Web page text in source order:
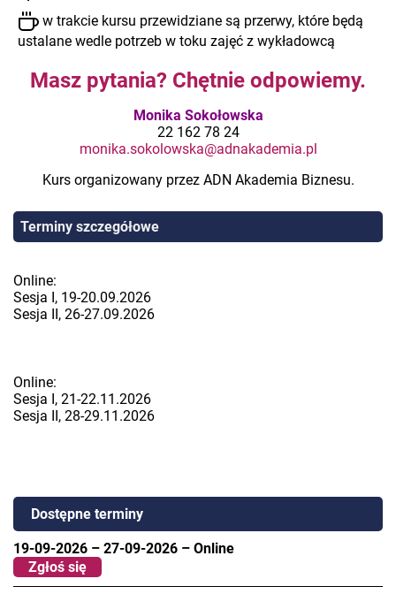
w trakcie kursu przewidziane są przerwy, które będą
ustalane wedle potrzeb w toku zajęć z wykładowcą
Masz pytania? Chętnie odpowiemy.
Monika Sokołowska
22 162 78 24
monika.sokolowska@adnakademia.pl
Kurs organizowany przez ADN Akademia Biznesu.
Terminy szczegółowe
Online:
Sesja I, 19-20.09.2026
Sesja II, 26-27.09.2026
Online:
Sesja I, 21-22.11.2026
Sesja II, 28-29.11.2026
Dostępne terminy
19-09-2026 – 27-09-2026 – Online
Zgłoś się